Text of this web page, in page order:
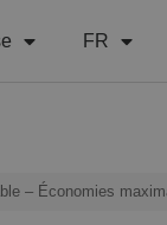
FR
– Économies